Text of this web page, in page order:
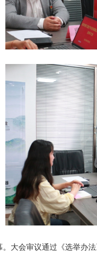
大会审议通过《选举办